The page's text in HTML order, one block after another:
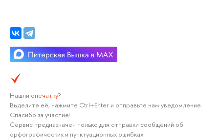
Нашли опечатку?
Выделите её, нажмите Ctrl+Enter и отправьте нам уведомление.
Спасибо за участие!
Сервис предназначен только для отправки сообщений об
орфографических и пунктуационных ошибках.